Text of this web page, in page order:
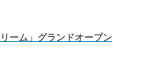
ーム」グランドオープン